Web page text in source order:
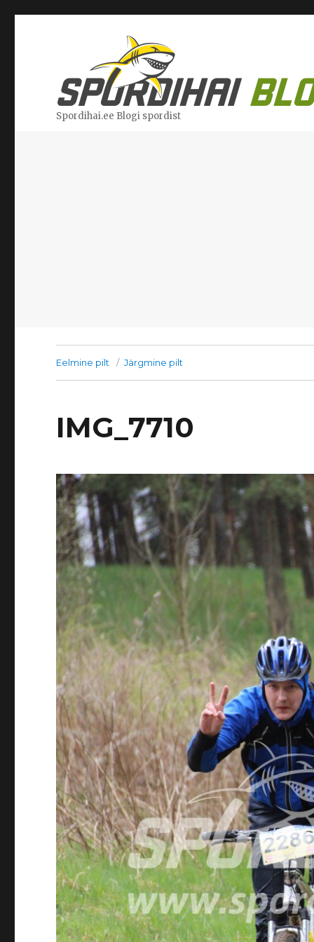
Spordihai.ee Blogi spordist
Eelmine pilt Järgmine pilt
IMG_7710